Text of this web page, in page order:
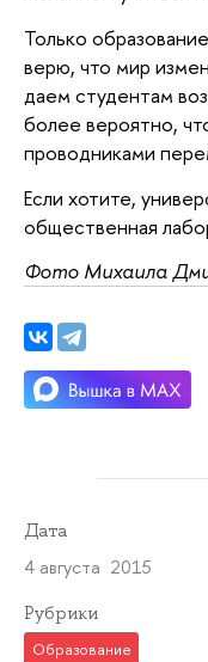
Только
верю, что мир
даем студентам
более вероятно,
проводниками
Если хотите,
общественная
Фото Михаила
Дата
4 августа 2015
Рубрики
Образование